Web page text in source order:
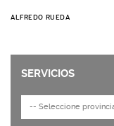
ALFREDO RUEDA